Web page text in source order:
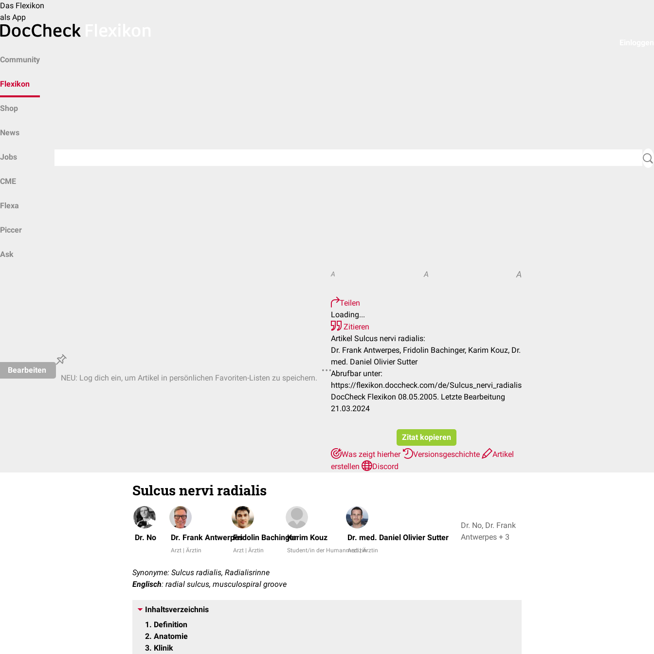
Das Flexikon
als App
Community
Flexikon
Shop
News
Jobs
CME
Flexa
Piccer
Ask
Bearbeiten
NEU: Log dich ein, um Artikel in persönlichen Favoriten-Listen zu speichern.
A A A
Teilen
Loading...
Zitieren
Artikel Sulcus nervi radialis:
Dr. Frank Antwerpes, Fridolin Bachinger, Karim Kouz, Dr.
med. Daniel Olivier Sutter
Abrufbar unter:
https://flexikon.doccheck.com/de/Sulcus_nervi_radialis
DocCheck Flexikon 08.05.2005. Letzte Bearbeitung
21.03.2024
Zitat kopieren
Was zeigt hierher
Versionsgeschichte
Artikel
erstellen
Discord
Sulcus nervi radialis
Dr. No Dr. Frank Antwerpes
Arzt | Ärztin
Fridolin Bachinger
Arzt | Ärztin
Karim Kouz
Student/in der Humanmedizin
Dr. med. Daniel Olivier Sutter
Arzt | Ärztin
Dr. No, Dr. Frank
Antwerpes + 3
Synonyme: Sulcus radialis, Radialisrinne
Englisch: radial sulcus, musculospiral groove
Inhaltsverzeichnis
1
Definition
2 Anatomie
3 Klinik